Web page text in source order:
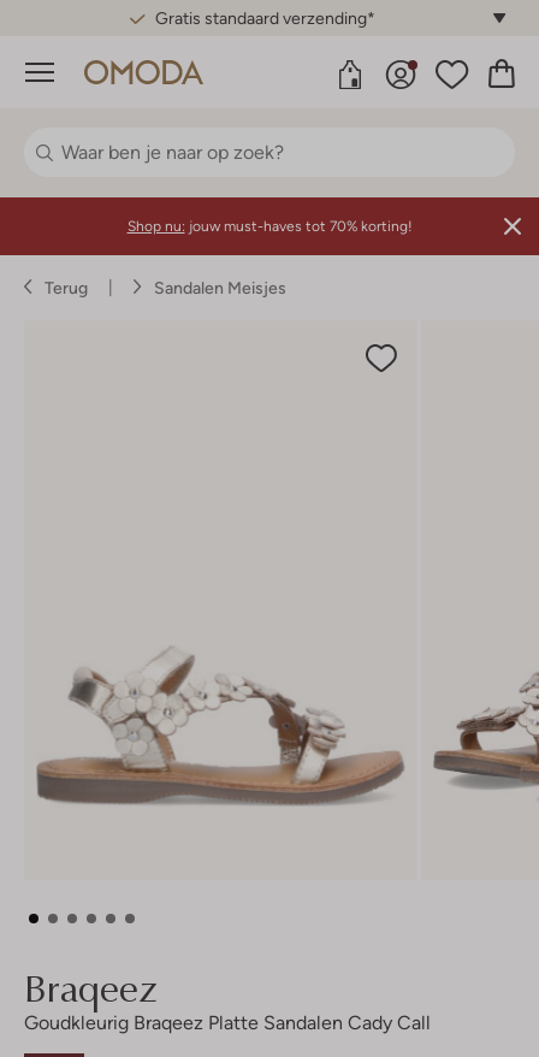
Gratis standaard verzending*
Menu
Shop nu: jouw must-haves tot 70% korting!
Terug Sandalen Meisjes
Braqeez
Goudkleurig Braqeez Platte Sandalen Cady Call